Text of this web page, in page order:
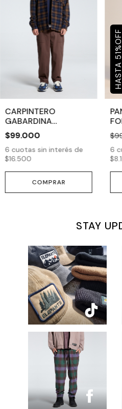
CARPINTERO
GABARDINA
CHOCOLATE
$99.000
6 cuotas sin interés de
$16.500
COMPRAR
51
%
OFF
6
STAY